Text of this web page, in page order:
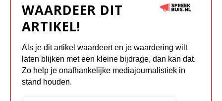
WAARDEER DIT
ARTIKEL!
Als je dit artikel waardeert en je waardering wilt
laten blijken met een kleine bijdrage, dan kan dat.
Zo help je onafhankelijke mediajournalistiek in
stand houden.